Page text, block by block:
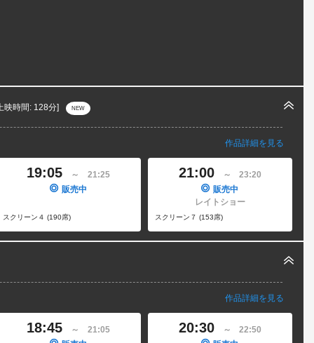
映時間: 128分] NEW
作品詳細を見る
19:05 ～
21:25
販売中
スクリーン４ (190席)
21:00 ～
23:20
販売中
レイトショー
スクリーン７ (153席)
作品詳細を見る
18:45 ～
21:05
20:30 ～
22:50